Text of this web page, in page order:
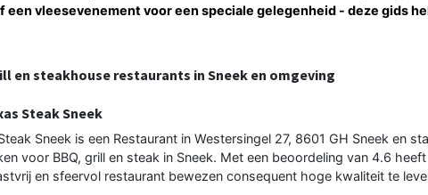
een vleesevenement voor een speciale gelegenheid - deze gids
en steakhouse restaurants in Sneek en omgeving
Steak Sneek
Sneek is een Restaurant in Westersingel 27, 8601 GH Sneek en
voor BBQ, grill en steak in Sneek. Met een beoordeling van 4.6
en sfeervol restaurant bewezen consequent hoge kwaliteit te